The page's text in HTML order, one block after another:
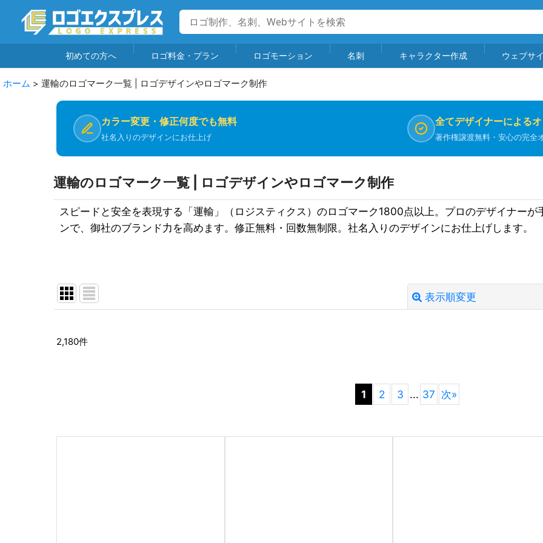
初めての方へ ロゴ料金・プラン ロゴモーション 名刺 キャラクター作成 ウェブサ
ホーム > 運輸のロゴマーク一覧 | ロゴデザインやロゴマーク制作
カラー変更・修正何度でも無料
社名入りのデザインにお仕上げ
全てデザイナーによる
著作権譲渡無料・安心の完全
運輸のロゴマーク一覧 | ロゴデザインやロゴマーク制作
スピードと安全を表現する「運輸」（ロジスティクス）のロゴマーク1800点以上。プロのデザイナー
ンで、御社のブランド力を高めます。修正無料・回数無制限。社名入りのデザインにお仕上げします。
表示順変更
2,180件
1 2 3 ... 37 次»